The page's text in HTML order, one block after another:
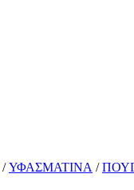
/ΥΦΑΣΜΑΤΙΝA /